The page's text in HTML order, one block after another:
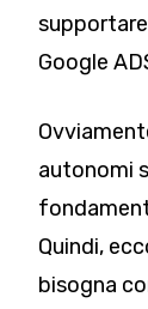
Google
autonomi
Quindi,
bisogna